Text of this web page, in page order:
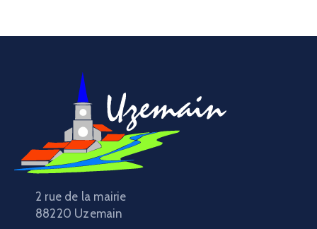
2 rue de la mairie
88220 Uzemain